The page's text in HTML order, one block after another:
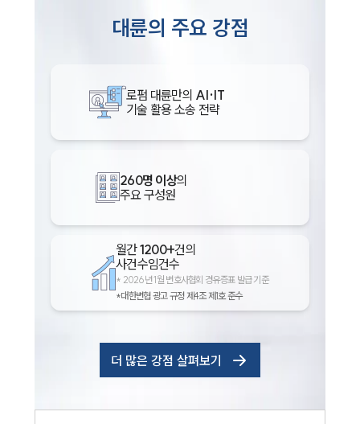
대륜의 주요 강점
로펌 대륜만의 AI·IT
기술 활용 소송 전략
260명 이상의
주요 구성원
월간1200+건의
사건수임건수
* 2026년 1월 변호사협회 경유증표 발급 기준
*대한변협 광고 규정 제4조 제1호 준수
더 많은 강점 살펴보기